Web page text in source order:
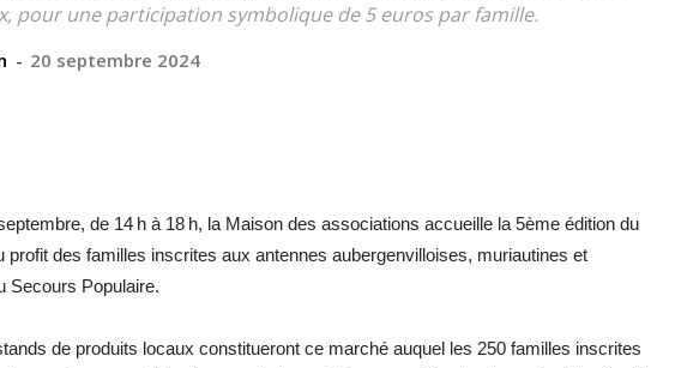
pour une participation symbolique de 5 euros par famille.
- 20 septembre 2024
de 14 h à 18 h, la Maison des associations accueille la 5ème édition du
profit des familles inscrites aux antennes aubergenvilloises, muriautines et
Secours Populaire.
de produits locaux constitueront ce marché auquel les 250 familles inscrites